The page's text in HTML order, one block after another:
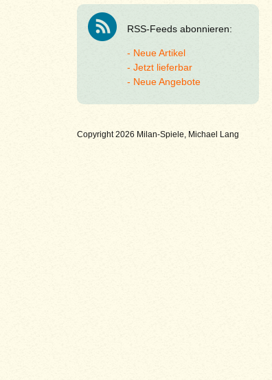
RSS-Feeds abonnieren:
Neue Artikel
Jetzt lieferbar
Neue Angebote
Copyright 2026 Milan-Spiele, Michael Lang